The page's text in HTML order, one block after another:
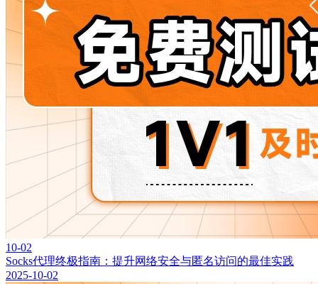
10-02
Socks代理终极指南：提升网络安全与匿名访问的最佳实践
2025-10-02